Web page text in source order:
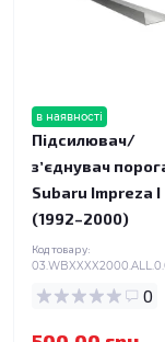
в наявності
Підсилювач/
зʼєднувач
Subaru Impreza I
(1992–2000)
Код товару:
0